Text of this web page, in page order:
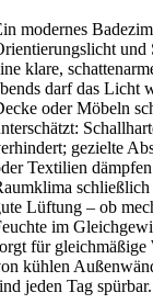
modernes
und
klare,
darf das Licht
oder Möbeln
gezielte
Textilien
Lüftung – ob
im
für gleichmäßige
kühlen
jeden Tag spürbar.